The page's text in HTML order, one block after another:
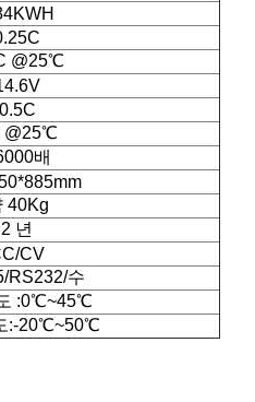
@25℃
0.5C
@25℃
배
40Kg
2 년
CV
RS232/수
:0℃~45℃
:-20℃~50℃